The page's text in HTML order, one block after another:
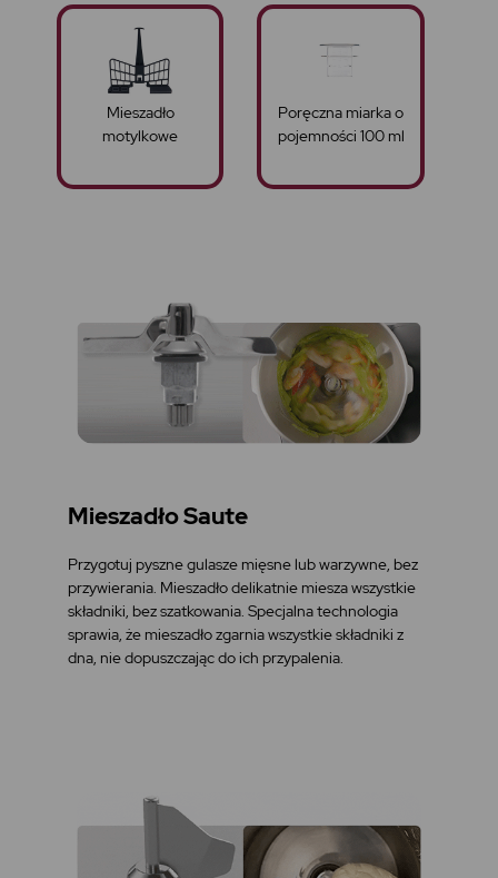
Mieszadło
motylkowe
Poręczna miarka o
pojemności 100 ml
Mieszadło Saute
Przygotuj pyszne gulasze mięsne lub warzywne, bez
przywierania. Mieszadło delikatnie miesza wszystkie
składniki, bez szatkowania. Specjalna technologia
sprawia, że mieszadło zgarnia wszystkie składniki z
dna, nie dopuszczając do ich przypalenia.